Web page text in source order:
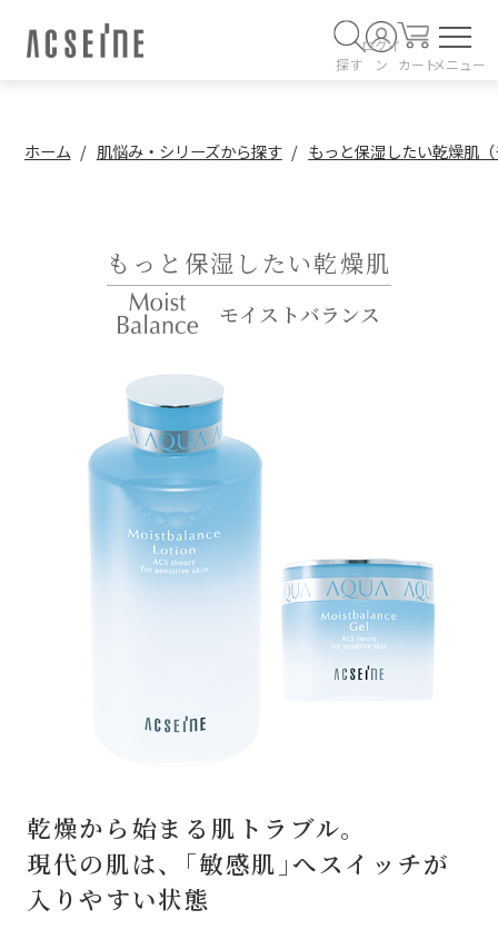
探す
ログイ
ン
カートメニュー
ホーム 肌悩み・シリーズから探す もっと保湿したい乾燥肌
もっと保湿したい乾燥肌
モイストバランス
乾燥から始まる肌トラブル。
現代の肌は、｢敏感肌｣へスイッチが
入りやすい状態